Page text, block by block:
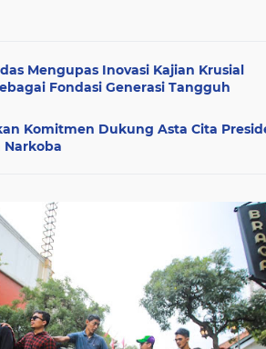
Mengupas Inovasi Kajian Krusial
Fondasi Generasi Tangguh
Komitmen Dukung Asta Cita
Narkoba